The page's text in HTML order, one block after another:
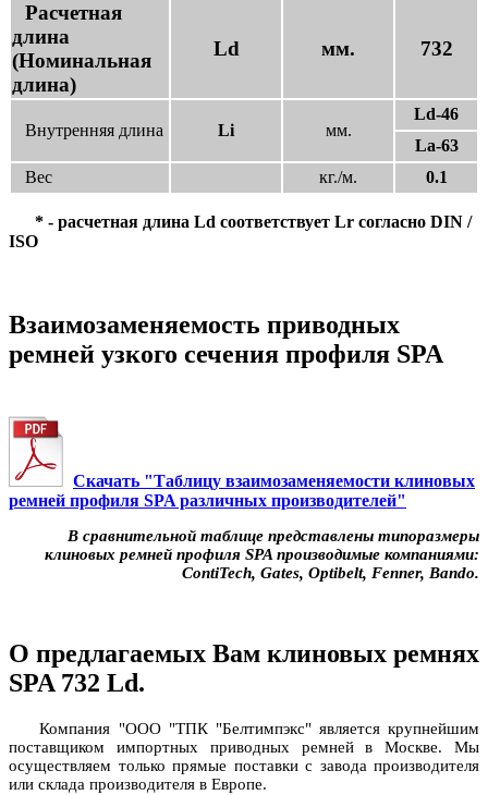
Расчетная
длина
(Номинальная
длина)
Ld мм. 732
Внутренняя длина Li мм.
Ld-46
La-63
Вес
кг./м. 0.1
* - расчетная длина Ld соответствует Lr согласно DIN /
ISO
Взаимозаменяемость приводных
ремней узкого сечения профиля SPA
Скачать "Таблицу взаимозаменяемости клиновых
ремней профиля SPA различных производителей"
В сравнительной таблице представлены типоразмеры
клиновых ремней профиля SPA производимые компаниями:
ContiTech, Gates, Optibelt, Fenner, Bando.
О предлагаемых Вам клиновых ремнях
SPA 732 Ld.
Компания "ООО "ТПК "Белтимпэкс" является крупнейшим
поставщиком импортных приводных ремней в Москве. Мы
осуществляем только прямые поставки с завода производителя
или склада производителя в Европе.